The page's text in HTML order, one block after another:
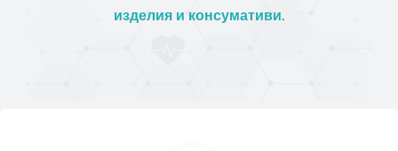
изделия и консумативи.